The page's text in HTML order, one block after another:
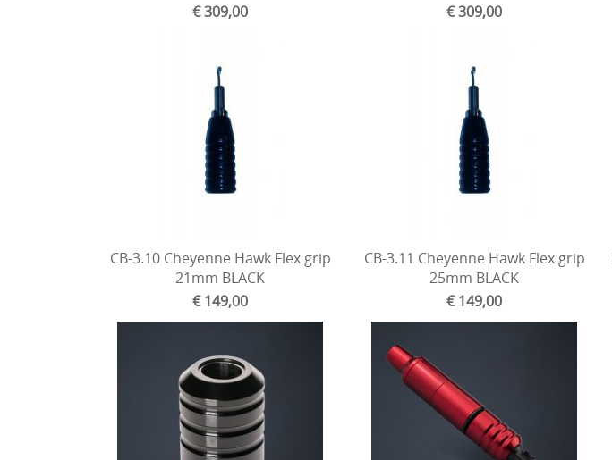
€ 309,00
€ 309,00
CB-3.10 Cheyenne Hawk Flex grip
21mm BLACK
€ 149,00
CB-3.11 Cheyenne Hawk Flex grip
25mm BLACK
€ 149,00